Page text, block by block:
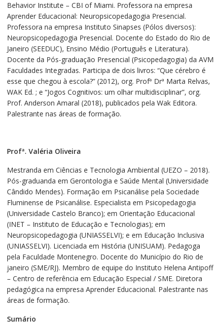
Behavior Institute – CBI of Miami. Professora na empresa
Aprender Educacional: Neuropsicopedagogia Presencial.
Professora na empresa Instituto Sinapses (Pólos diversos):
Neuropsicopedagogia Presencial. Docente do Estado do Rio de
Janeiro (SEEDUC), Ensino Médio (Português e Literatura).
Docente da Pós-graduação Presencial (Psicopedagogia) da AVM
Faculdades Integradas. Participa de dois livros: “Que cérebro é
esse que chegou à escola?” (2012), org. Profª Drª Marta Relvas,
WAK Ed. ; e “Jogos Cognitivos: um olhar multidisciplinar”, org.
Prof. Anderson Amaral (2018), publicados pela Wak Editora.
Palestrante nas áreas de formação.
Profª. Valéria Oliveira
Mestranda em Ciências e Tecnologia Ambiental (UEZO – 2018).
Pós-graduanda em Gerontologia e Saúde Mental (Universidade
Cândido Mendes). Formação em Psicanálise pela Sociedade
Fluminense de Psicanálise. Especialista em Psicopedagogia
(Universidade Castelo Branco); em Orientação Educacional
(INET – Instituto de Educação e Tecnologias); em
Neuropsicopedagogia (UNIASSELVI); e em Educação Inclusiva
(UNIASSELVI). Licenciada em História (UNISUAM). Pedagoga
pela Faculdade Montenegro. Docente do Município do Rio de
janeiro (SME/RJ). Membro de equipe do Instituto Helena Antipoff
– Centro de referência em Educação Especial / SME. Diretora
pedagógica na empresa Aprender Educacional. Palestrante nas
áreas de formação.
Sumário